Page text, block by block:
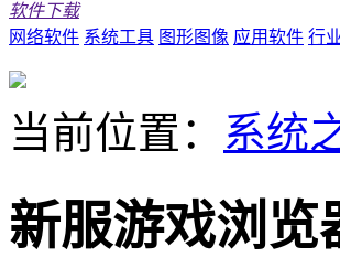
软件下载
网络软件 系统工具 图形图像 应用软件 行
当前位置： 系统
新服游戏浏览